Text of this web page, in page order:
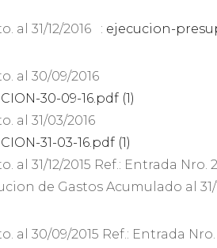
al 31/12/2016 : ejecucion-
al 30/09/2016
30-09-16.pdf (1)
al 31/03/2016
31-03-16.pdf (1)
al 31/12/2015 Ref.: Entrada Nro.
de Gastos Acumulado al 31/
al 30/09/2015 Ref.: Entrada Nro.